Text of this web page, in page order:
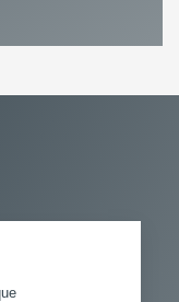
MÉNAGES SANS